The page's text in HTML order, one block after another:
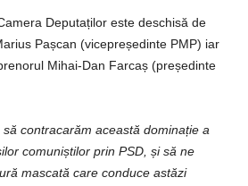
Deputaților este deschisă de
Pașcan (vicepreședinte PMP) iar
Mihai-Dan Farcaș (președinte
contracarăm această dominație a
comuniștilor prin PSD, și să ne
mascată care conduce astăzi